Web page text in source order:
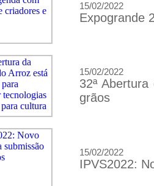
15/02/2022
Expogrande
15/02/2022
32ª
grãos
15/02/2022
IPVS2022: